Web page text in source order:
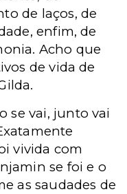
de laços, de
enfim, de
Acho que
de vida de
se vai, junto vai
vivida com
se foi e o
as saudades de